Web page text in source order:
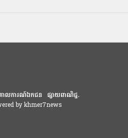
លការណ៍ឯកជន
ផ្សាយពាណិជ្ជ.
by khmer7news